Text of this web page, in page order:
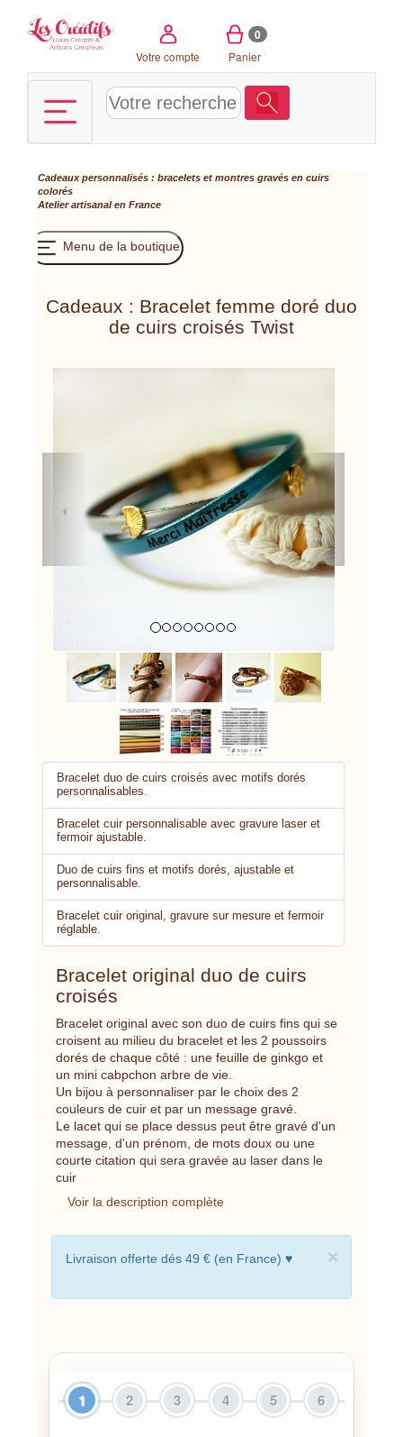
Votre compte
0
Panier
Cadeaux personnalisés : bracelets et montres gravés en cuirs
colorés
Atelier artisanal en France
Menu de la boutique
Cadeaux : Bracelet femme doré duo
de cuirs croisés Twist
Next
Bracelet duo de cuirs croisés avec motifs dorés
personnalisables.
Bracelet cuir personnalisable avec gravure laser et
fermoir ajustable.
Duo de cuirs fins et motifs dorés, ajustable et
personnalisable.
Bracelet cuir original, gravure sur mesure et fermoir
réglable.
Bracelet original duo de cuirs
croisés
Bracelet original avec son duo de cuirs fins qui se
croisent au milieu du bracelet et les 2 poussoirs
dorés de chaque côté : une feuille de ginkgo et
un mini cabpchon arbre de vie.
Un bijou à personnaliser par le choix des 2
couleurs de cuir et par un message gravé.
Le lacet qui se place dessus peut être gravé d'un
message, d'un prénom, de mots doux ou une
courte citation qui sera gravée au laser dans le
cuir
Voir la description complète
×
Livraison offerte dés 49 € (en France) ♥
1 2 3 4 5 6